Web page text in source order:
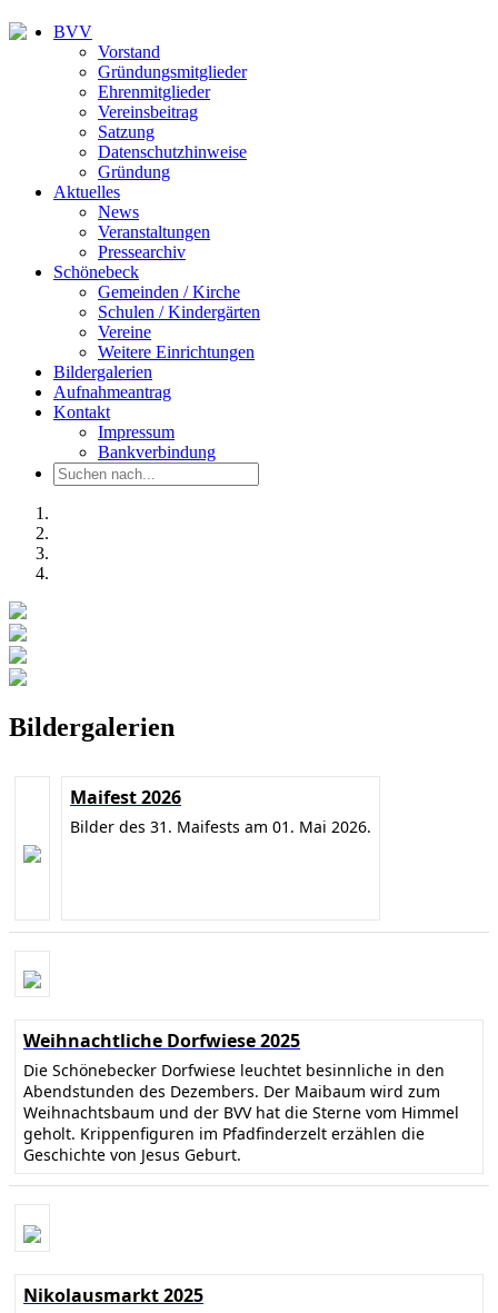
BVV
Vorstand
Gründungsmitglieder
Ehrenmitglieder
Vereinsbeitrag
Satzung
Datenschutzhinweise
Gründung
Aktuelles
News
Veranstaltungen
Pressearchiv
Schönebeck
Gemeinden / Kirche
Schulen / Kindergärten
Vereine
Weitere Einrichtungen
Bildergalerien
Aufnahmeantrag
Kontakt
Impressum
Bankverbindung
Bildergalerien
Maifest 2026
Bilder des 31. Maifests am 01. Mai 2026.
Weihnachtliche Dorfwiese 2025
Die Schönebecker Dorfwiese leuchtet besinnliche in den
Abendstunden des Dezembers. Der Maibaum wird zum
Weihnachtsbaum und der BVV hat die Sterne vom Himmel
geholt. Krippenfiguren im Pfadfinderzelt erzählen die
Geschichte von Jesus Geburt.
Nikolausmarkt 2025